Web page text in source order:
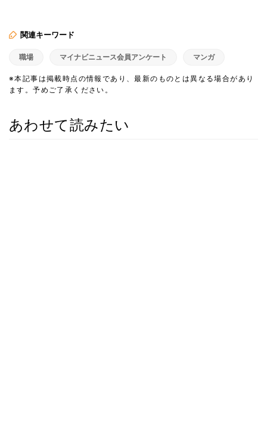
関連キーワード
職場 マイナビニュース会員アンケート マンガ
※本記事は掲載時点の情報であり、最新のものとは異なる場合があり
ます。予めご了承ください。
あわせて読みたい